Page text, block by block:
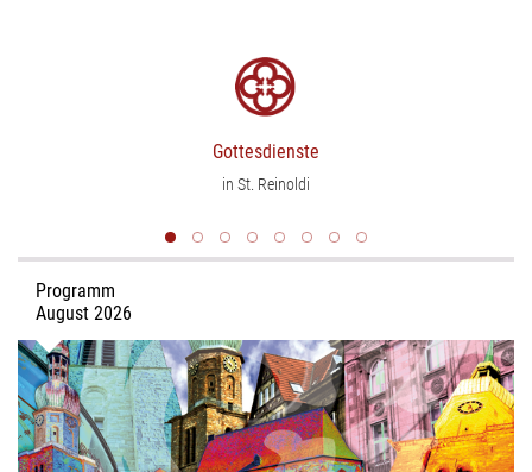
Gottesdienste
in St. Reinoldi
Programm
August 2026
Gottesdienste, Konzerte, Veranstaltungen, Angebote – alles
auf einen Blick. Das Programm der Evangelischen
Stadtkirche St. Reinoldi für August 2026